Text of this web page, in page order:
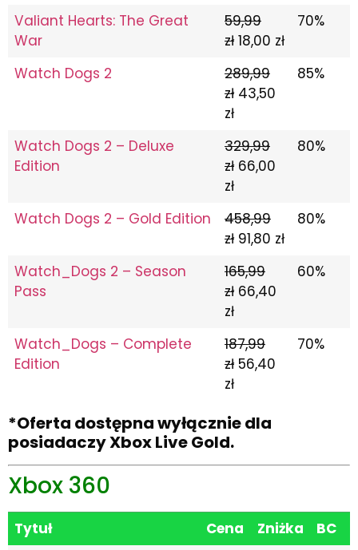
Valiant Hearts: The Great
War
59,99
zł 18,00 zł
70%
Watch Dogs 2
289,99
zł 43,50
zł
85%
Watch Dogs 2 – Deluxe
Edition
329,99
zł 66,00
zł
80%
Watch Dogs 2 – Gold Edition
458,99
zł 91,80 zł
80%
Watch_Dogs 2 – Season
Pass
165,99
zł 66,40
zł
60%
Watch_Dogs – Complete
Edition
187,99
zł 56,40
zł
70%
*Oferta dostępna wyłącznie dla
posiadaczy Xbox Live Gold.
Xbox 360
Tytuł Cena Zniżka
BC